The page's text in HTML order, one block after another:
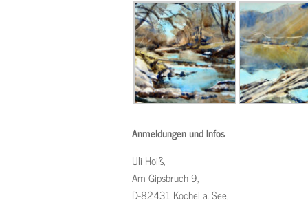
Anmeldungen und Infos
Uli Hoiß,
Am Gipsbruch 9,
D-82431 Kochel a. See,